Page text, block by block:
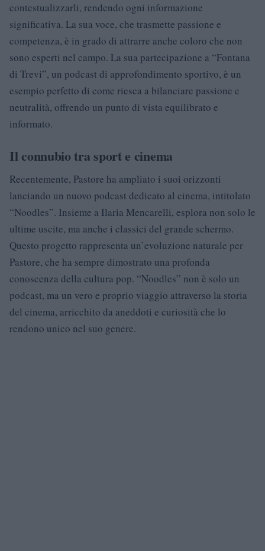
contestualizzarli, rendendo ogni informazione
significativa. La sua voce, che trasmette passione e
competenza, è in grado di attrarre anche coloro che non
sono esperti nel campo. La sua partecipazione a “Fontana
di Trevi”, un podcast di approfondimento sportivo, è un
esempio perfetto di come riesca a bilanciare passione e
neutralità, offrendo un punto di vista equilibrato e
informato.
Il connubio tra sport e cinema
Recentemente, Pastore ha ampliato i suoi orizzonti
lanciando un nuovo podcast dedicato al cinema, intitolato
“Noodles”. Insieme a Ilaria Mencarelli, esplora non solo le
ultime uscite, ma anche i classici del grande schermo.
Questo progetto rappresenta un’evoluzione naturale per
Pastore, che ha sempre dimostrato una profonda
conoscenza della cultura pop. “Noodles” non è solo un
podcast, ma un vero e proprio viaggio attraverso la storia
del cinema, arricchito da aneddoti e curiosità che lo
rendono unico nel suo genere.